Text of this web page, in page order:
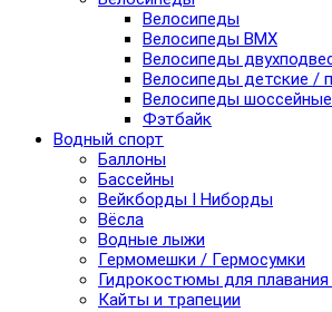
Велосипеды
Велосипеды BMX
Велосипеды
Велосипеды детские /
Велосипеды
Фэтбайк
Водный спорт
Баллоны
Бассейны
Вейкборды I Ниборды
Вёсла
Водные лыжи
Гермомешки / Гермосумки
Гидрокостюмы для
Кайты и трапеции